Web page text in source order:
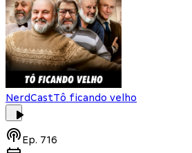
NerdCastTô ficando velho
Ep. 716